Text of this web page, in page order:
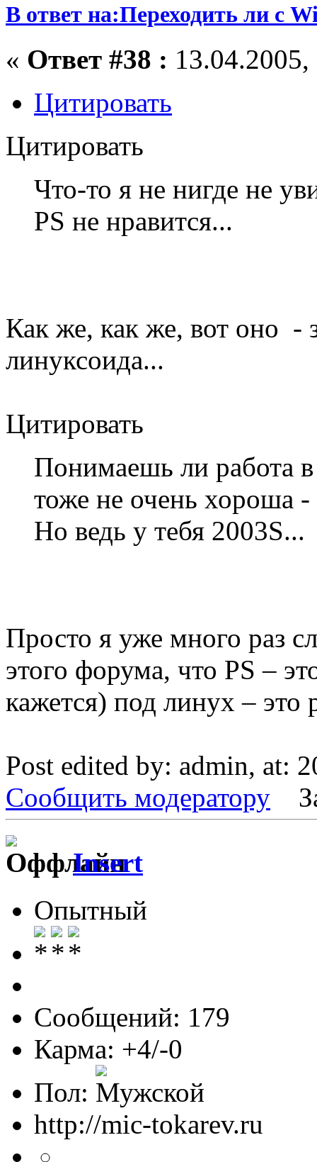
В ответ на:Переходить ли с
« Ответ #38 :
Цитировать
Цитировать
Что-то я не нигде не
PS не нравится...
Как же, как же, вот оно -
линуксоида...
Цитировать
Понимаешь ли работа
тоже не очень хороша
Но ведь у тебя 2003S...
Просто я уже много раз
этого форума, что PS –
кажется) под линух – это
Post edited by: admin, at:
Сообщить модератору
Insert
Опытный
Сообщений: 179
Карма: +4/-0
Пол:
http://mic-tokarev.ru